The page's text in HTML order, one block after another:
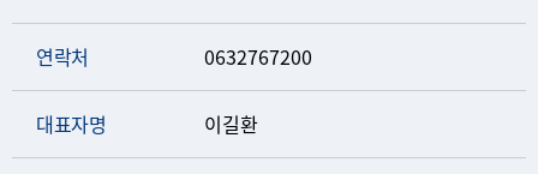
연락처 0632767200
대표자명 이길환